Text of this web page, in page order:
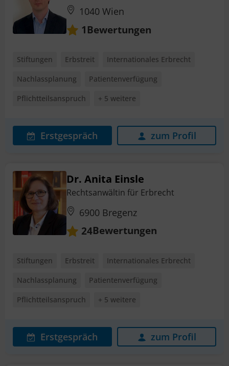
1040 Wien
1Bewertungen
Stiftungen Erbstreit
Internationales Erbrecht
Nachlassplanung
Patientenverfügung
Pflichtteilsanspruch
+ 5 weitere
Erstgespräch zum Profil
Dr. Anita Einsle
Rechtsanwältin für Erbrecht
6900 Bregenz
24Bewertungen
Stiftungen Erbstreit
Internationales Erbrecht
Nachlassplanung
Patientenverfügung
Pflichtteilsanspruch
+ 5 weitere
Erstgespräch zum Profil